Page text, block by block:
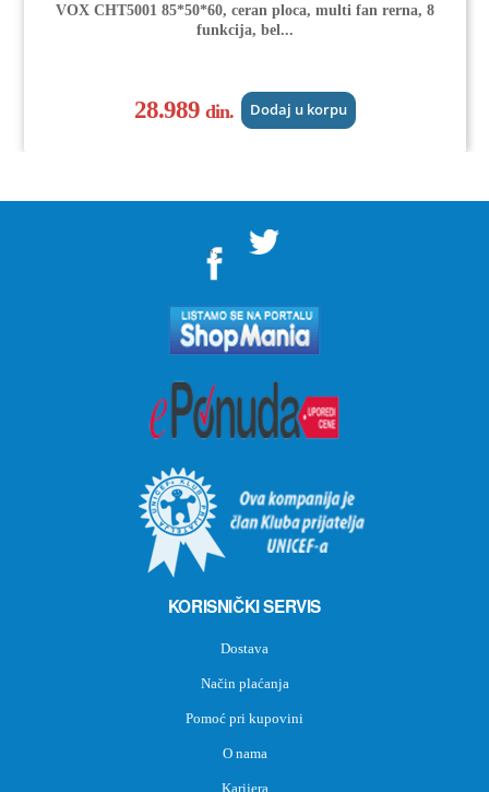
VOX CHT5001 85*50*60, ceran ploca, multi fan rerna, 8
funkcija, bel...
28.989 din. Dodaj u korpu
">
KORISNIČKI SERVIS
Dostava
Način plaćanja
Pomoć pri kupovini
O nama
Karijera